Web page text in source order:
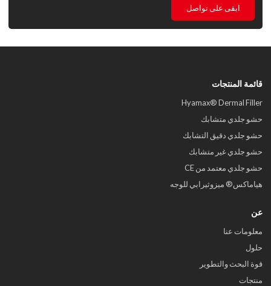
ابقى على تواصل
قائمة المنتجات
Hyamax® Dermal Filler
حشو جلدي متشابك
حشو جلدي دقيق التشابك
حشو جلدي غير متشابك
حشو جلدي معتمد من CE
هياماكس® ميزوثيرابي للوجه
عن
معلومات عنا
حلول
قوة البحث والتطوير
منتجات